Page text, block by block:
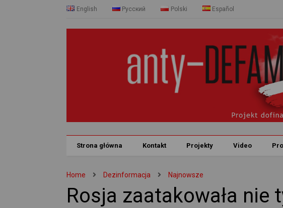
English Русский Polski Español
Strona główna Kontakt Projekty Video
Home Dezinformacja Najnowsze
Rosja zaatakowała nie